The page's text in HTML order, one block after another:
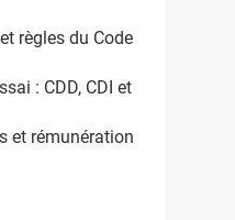
règles du Code
: CDD, CDI et
et rémunération